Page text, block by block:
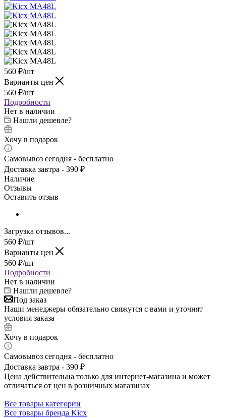
560 ₽/шт
Варианты цен
560 ₽/шт
Подробности
Нет в наличии
Нашли дешевле?
Хочу в подарок
Самовывоз сегодня - бесплатно
Доставка завтра - 390 ₽
Наличие
Отзывы
Оставить отзыв
Загрузка отзывов...
560 ₽/шт
Варианты цен
560 ₽/шт
Подробности
Нет в наличии
Нашли дешевле?
Под заказ
Наши менеджеры обязательно свяжутся с вами и уточнят
условия заказа
Хочу в подарок
Самовывоз сегодня - бесплатно
Доставка завтра - 390 ₽
Цена действительна только для интернет-магазина и может
отличаться от цен в розничных магазинах
Все товары категории
Все товары бренда Kicx